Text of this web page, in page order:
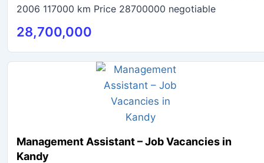
2006 117000 km Price 28700000 negotiable
28,700,000
Management Assistant – Job Vacancies in
Kandy